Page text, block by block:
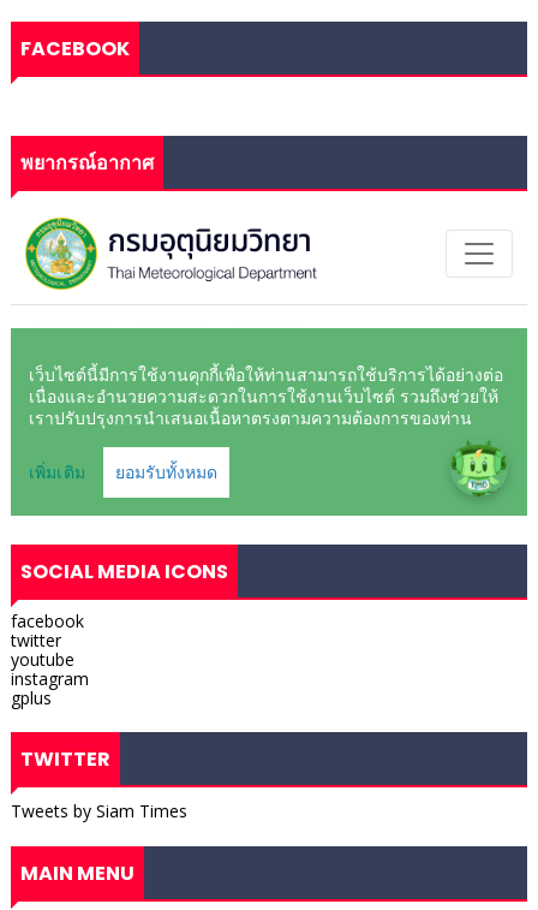
FACEBOOK
พยากรณ์อากาศ
SOCIAL MEDIA ICONS
facebook
twitter
youtube
instagram
gplus
TWITTER
Tweets by Siam Times
MAIN MENU